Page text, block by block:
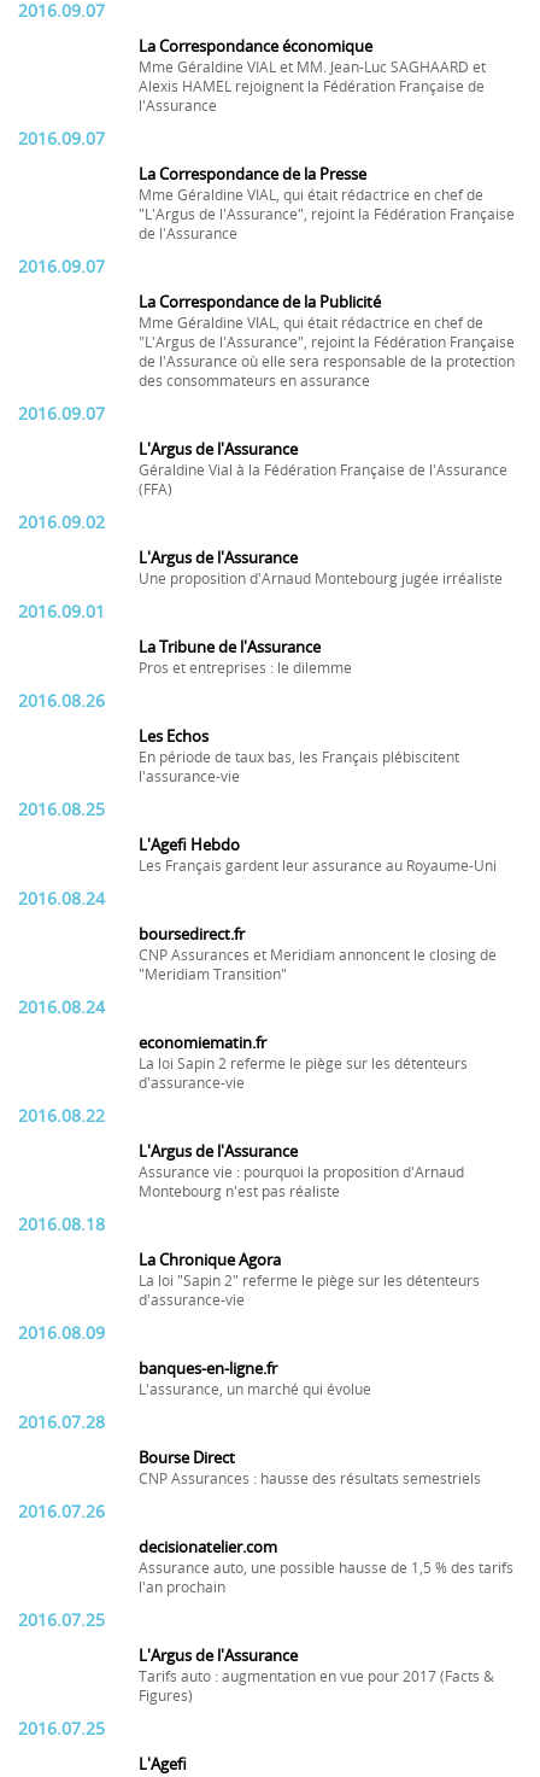
2016.09.07
La Correspondance économique
Mme Géraldine VIAL et MM. Jean-Luc SAGHAARD et
Alexis HAMEL rejoignent la Fédération Française de
l'Assurance
2016.09.07
La Correspondance de la Presse
Mme Géraldine VIAL, qui était rédactrice en chef de
"L'Argus de l'Assurance", rejoint la Fédération Française
de l'Assurance
2016.09.07
La Correspondance de la Publicité
Mme Géraldine VIAL, qui était rédactrice en chef de
"L'Argus de l'Assurance", rejoint la Fédération Française
de l'Assurance où elle sera responsable de la protection
des consommateurs en assurance
2016.09.07
L'Argus de l'Assurance
Géraldine Vial à la Fédération Française de l'Assurance
(FFA)
2016.09.02
L'Argus de l'Assurance
Une proposition d'Arnaud Montebourg jugée irréaliste
2016.09.01
La Tribune de l'Assurance
Pros et entreprises : le dilemme
2016.08.26
Les Echos
En période de taux bas, les Français plébiscitent
l'assurance-vie
2016.08.25
L'Agefi Hebdo
Les Français gardent leur assurance au Royaume-Uni
2016.08.24
boursedirect.fr
CNP Assurances et Meridiam annoncent le closing de
"Meridiam Transition"
2016.08.24
economiematin.fr
La loi Sapin 2 referme le piège sur les détenteurs
d'assurance-vie
2016.08.22
L'Argus de l'Assurance
Assurance vie : pourquoi la proposition d'Arnaud
Montebourg n'est pas réaliste
2016.08.18
La Chronique Agora
La loi "Sapin 2" referme le piège sur les détenteurs
d'assurance-vie
2016.08.09
banques-en-ligne.fr
L'assurance, un marché qui évolue
2016.07.28
Bourse Direct
CNP Assurances : hausse des résultats semestriels
2016.07.26
decisionatelier.com
Assurance auto, une possible hausse de 1,5 % des tarifs
l'an prochain
2016.07.25
L'Argus de l'Assurance
Tarifs auto : augmentation en vue pour 2017 (Facts &
Figures)
2016.07.25
L'Agefi